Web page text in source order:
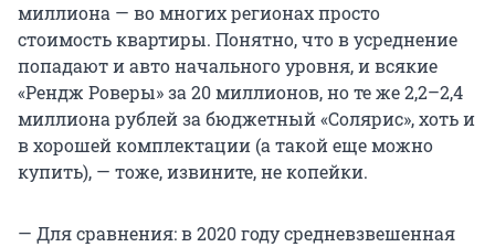
миллиона — во многих регионах просто
стоимость квартиры. Понятно, что в усреднение
попадают и авто начального уровня, и всякие
«Рендж Роверы» за 20 миллионов, но те же 2,2–2,4
миллиона рублей за бюджетный «Солярис», хоть и
в хорошей комплектации (а такой еще можно
купить), — тоже, извините, не копейки.
— Для сравнения: в 2020 году средневзвешенная